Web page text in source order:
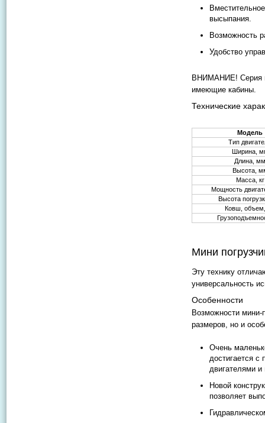
высыпания.
Возможность
Удобство
ВНИМАНИЕ! Серия
имеющие кабины.
Технические
Модель
Тип
Ширина,
Длина,
Высота,
Масса, кг
Мощность
Высота
Ковш,
Мини
Эту технику
универсальность
Особенности
Возможности мини-
размеров, но и
Очень
достигается
двигателями и
Новой
позволяет